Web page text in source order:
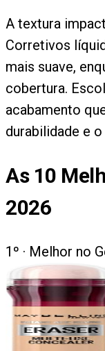
A textura
Corretivos
mais suave,
cobertura.
acabamento
durabilidade e
As 10
2026
1 º · Melhor no